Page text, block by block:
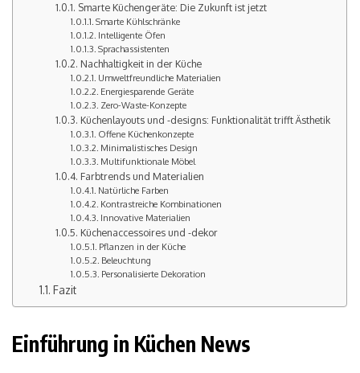
Smarte Küchengeräte: Die Zukunft ist jetzt
Smarte Kühlschränke
Intelligente Öfen
Sprachassistenten
Nachhaltigkeit in der Küche
Umweltfreundliche Materialien
Energiesparende Geräte
Zero-Waste-Konzepte
Küchenlayouts und -designs: Funktionalität trifft Ästhetik
Offene Küchenkonzepte
Minimalistisches Design
Multifunktionale Möbel
Farbtrends und Materialien
Natürliche Farben
Kontrastreiche Kombinationen
Innovative Materialien
Küchenaccessoires und -dekor
Pflanzen in der Küche
Beleuchtung
Personalisierte Dekoration
Fazit
Einführung in Küchen News